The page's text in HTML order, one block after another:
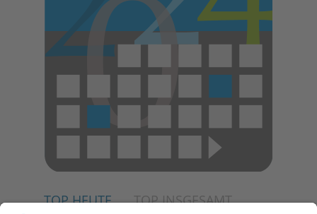
TOP HEUTE TOP INSGESAMT